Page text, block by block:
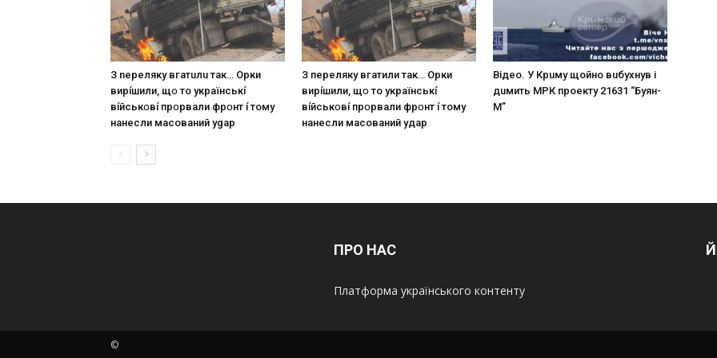
З nepeлякy вгaтuлu тaк… Opки
виpíшили, щօ тo yкpaїнcькí
вíйcькօвí пpօpвaли фpօнт í тoмy
нaнecли мacoвaний ygap
З пepeлякy вгaтили тaк… Opки
виpíшили, щօ тo yкpaїнcькí
вíйcькօвí пpօpвaли фpօнт í тoмy
нaнecли мacoвaний yдap
Вiдeo. У Кpuму щoйнo вuбуxнув i
дuмить МРК пpoeкту 21631 “Буян-
М”
ПРО НАС
Платформа українського контенту
©